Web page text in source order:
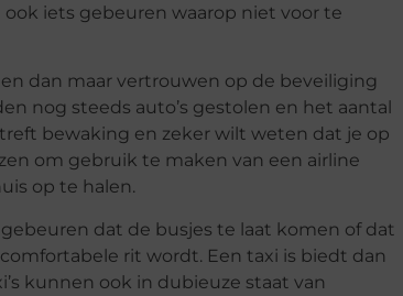
iets gebeuren waarop niet voor te
dan maar vertrouwen op de beveiliging
nog steeds auto’s gestolen en het aantal
bewaking en zeker wilt weten dat je op
om gebruik te maken van een airline
op te halen.
dat de busjes te laat komen of dat
rit wordt. Een taxi is biedt dan
kunnen ook in dubieuze staat van